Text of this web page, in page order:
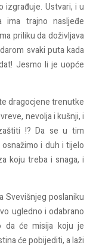
izgrađuje. Ustvari, i u
ima trajno nasljeđe
priliku da doživljava
svaki puta kada
Jesmo li je uopće
dragocjene trenutke
nevolja i kušnji, i
!? Da se u tim
i duh i tijelo
koju treba i snaga, i
Svevišnjeg poslaniku
ugledno i odabrano
da će misija koju je
će pobijediti, a laži